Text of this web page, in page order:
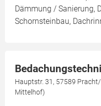
Dämmung / Sanierung,
Schornsteinbau,
Hauptstr. 31, 57589
Mittelhof)